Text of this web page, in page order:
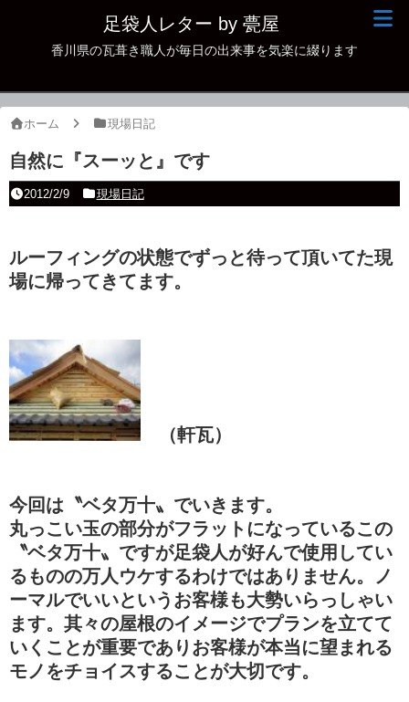
足袋人レター by 甍屋
香川県の瓦葺き職人が毎日の出来事を気楽に綴ります
ホーム 現場日記
自然に『スーッと』です
2012/2/9 現場日記
ルーフィングの状態でずっと待って頂いてた現
場に帰ってきてます。
（軒瓦）
今回は〝ベタ万十〟でいきます。
丸っこい玉の部分がフラットになっているこの
〝ベタ万十〟ですが足袋人が好んで使用してい
るものの万人ウケするわけではありません。ノ
ーマルでいいというお客様も大勢いらっしゃい
ます。其々の屋根のイメージでプランを立てて
いくことが重要でありお客様が本当に望まれる
モノをチョイスすることが大切です。
現場日記
古瓦
本日の一品